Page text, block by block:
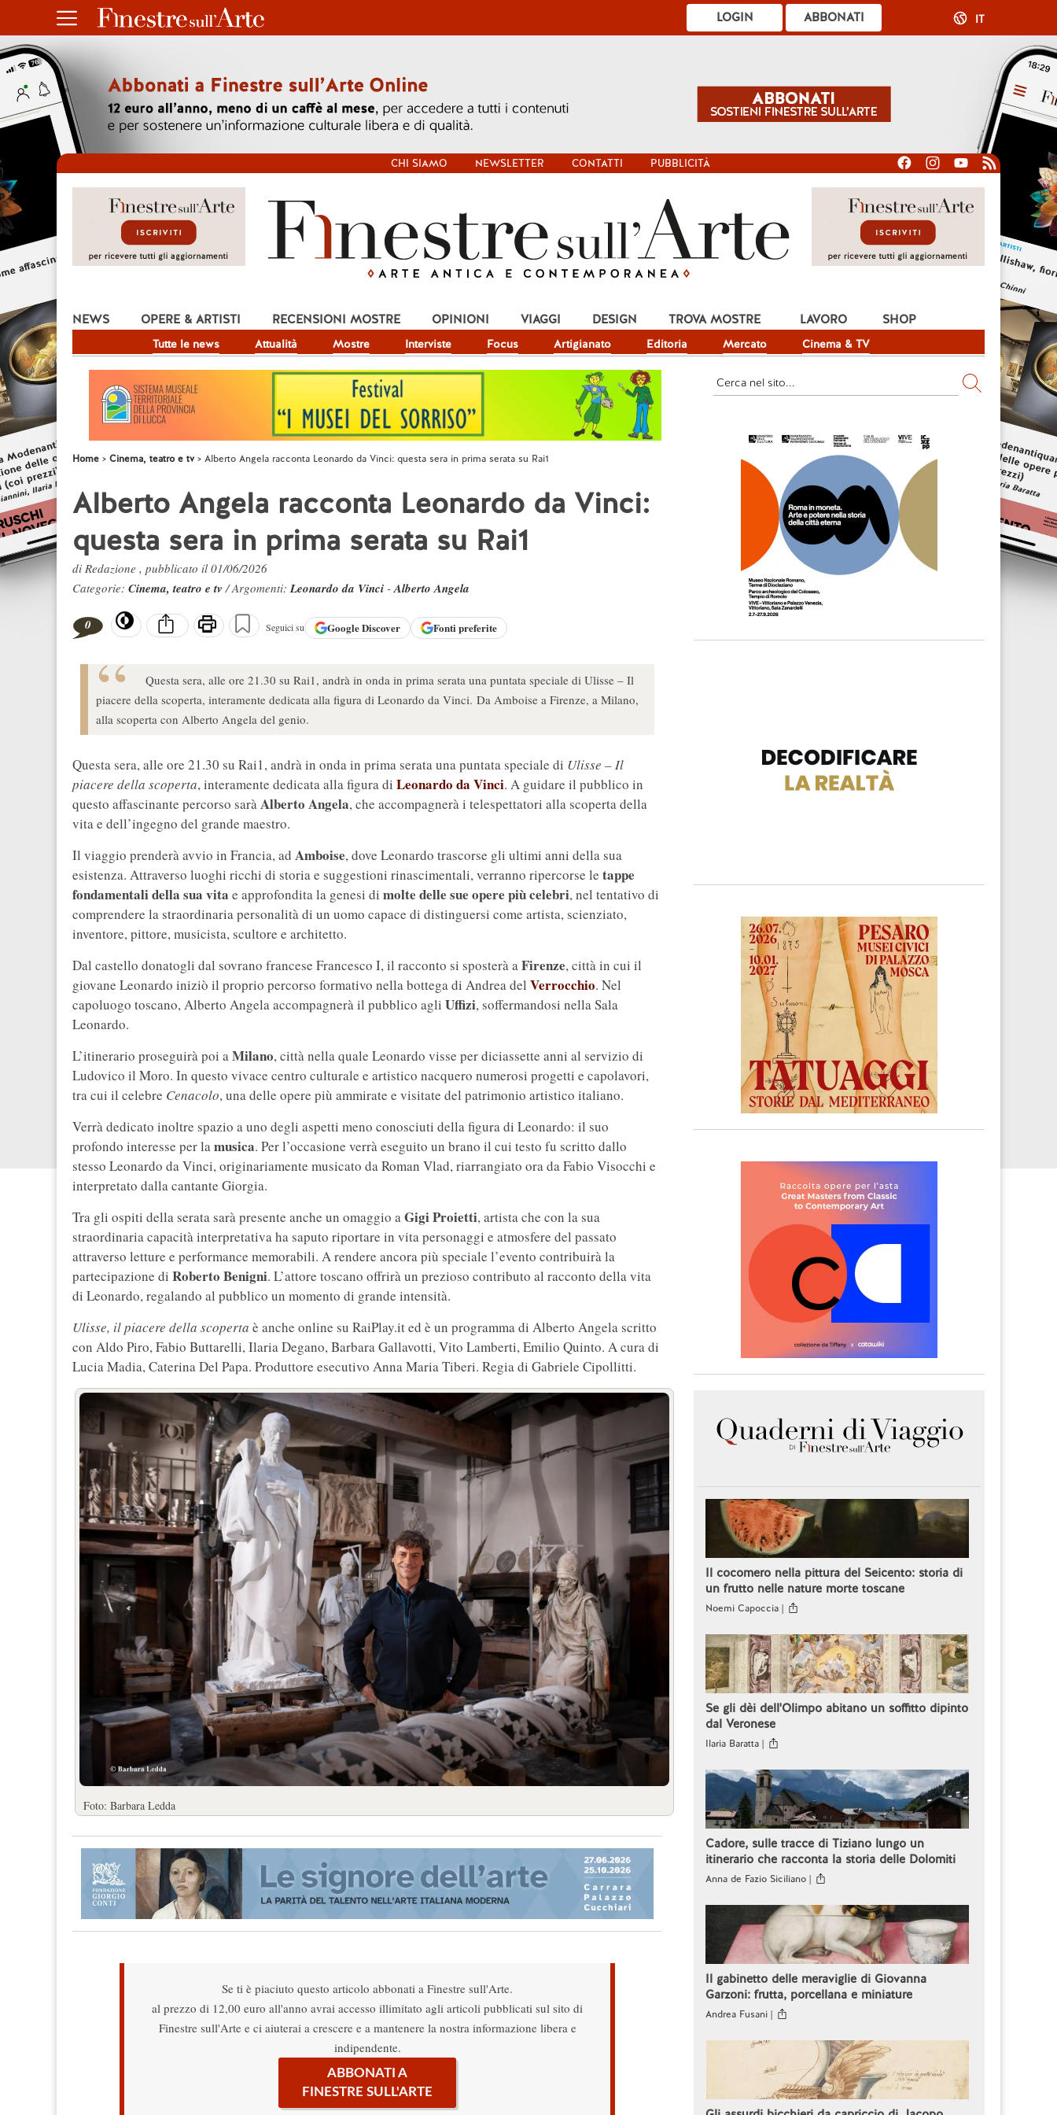
ABBONATI
LOGIN IT
CHI SIAMO NEWSLETTER CONTATTI PUBBLICITÀ
NEWS
Tutte le news Attualità Mostre Interviste Focus Artigianato Editoria Mercato Cinema & TV
OPERE & ARTISTI RECENSIONI MOSTRE OPINIONI VIAGGI DESIGN TROVA MOSTRE LAVORO SHOP
Home Cinema, teatro e tv Alberto Angela racconta Leonardo da Vinci: questa sera in prima serata su Rai1
Alberto Angela racconta Leonardo da Vinci:
questa sera in prima serata su Rai1
di Redazione , pubblicato il 01/06/2026
Categorie: Cinema, teatro e tv/ Argomenti:Leonardo da Vinci -Alberto Angela
0 Seguici su GoogleDiscover Fonti preferite
Questa sera, alle ore 21.30 su Rai1, andrà in onda in prima serata una puntata speciale di Ulisse – Il
piacere della scoperta, interamente dedicata alla figura di Leonardo da Vinci. Da Amboise a Firenze, a Milano,
alla scoperta con Alberto Angela del genio.
Questa sera, alle ore 21.30 su Rai1, andrà in onda in prima serata una puntata speciale di Ulisse – Il
piacere della scoperta, interamente dedicata alla figura di Leonardo da Vinci. A guidare il pubblico in
questo affascinante percorso saràAlberto Angela, che accompagnerà i telespettatori alla scoperta della
vita e dell’ingegno del grande maestro.
Il viaggio prenderà avvio in Francia, ad Amboise, dove Leonardo trascorse gli ultimi anni della sua
esistenza. Attraverso luoghi ricchi di storia e suggestioni rinascimentali, verranno ripercorse le tappe
fondamentali della sua vita e approfondita la genesi di molte delle sue opere più celebri, nel tentativo di
comprendere la straordinaria personalità di un uomo capace di distinguersi come artista, scienziato,
inventore, pittore, musicista, scultore e architetto.
Dal castello donatogli dal sovrano francese Francesco I, il racconto si sposterà aFirenze, città in cui il
giovane Leonardo iniziò il proprio percorso formativo nella bottega di Andrea del Verrocchio. Nel
capoluogo toscano, Alberto Angela accompagnerà il pubblico agli Uffizi, soffermandosi nella Sala
Leonardo.
L’itinerario proseguirà poi aMilano, città nella quale Leonardo visse per diciassette anni al servizio di
Ludovico il Moro. In questo vivace centro culturale e artistico nacquero numerosi progetti e capolavori,
tra cui il celebre Cenacolo, una delle opere più ammirate e visitate del patrimonio artistico italiano.
Verrà dedicato inoltre spazio a uno degli aspetti meno conosciuti della figura di Leonardo: il suo
profondo interesse per lamusica. Per l’occasione verrà eseguito un brano il cui testo fu scritto dallo
stesso Leonardo da Vinci, originariamente musicato da Roman Vlad, riarrangiato ora da Fabio Visocchi e
interpretato dalla cantante Giorgia.
Tra gli ospiti della serata sarà presente anche un omaggio aGigi Proietti, artista che con la sua
straordinaria capacità interpretativa ha saputo riportare in vita personaggi e atmosfere del passato
attraverso letture e performance memorabili. A rendere ancora più speciale l’evento contribuirà la
partecipazione di Roberto Benigni. L’attore toscano offrirà un prezioso contributo al racconto della vita
di Leonardo, regalando al pubblico un momento di grande intensità.
Ulisse, il piacere della scoperta è anche online su RaiPlay.it ed è un programma di Alberto Angela scritto
con Aldo Piro, Fabio Buttarelli, Ilaria Degano, Barbara Gallavotti, Vito Lamberti, Emilio Quinto. A cura di
Lucia Madia, Caterina Del Papa. Produttore esecutivo Anna Maria Tiberi. Regia di Gabriele Cipollitti.
Foto: Barbara Ledda
Se ti è piaciuto questo articolo abbonati a Finestre sull'Arte.
al prezzo di 12,00 euro all'anno avrai accesso illimitato agli articoli pubblicati sul sito di
Finestre sull'Arte e ci aiuterai a crescere e a mantenere la nostra informazione libera e
indipendente.
ABBONATI A
FINESTRE SULL'ARTE
Il cocomero nella pittura del Seicento: storia di
un frutto nelle nature morte toscane
Noemi Capoccia |
Se gli dèi dell'Olimpo abitano un soffitto dipinto
dal Veronese
Ilaria Baratta |
Cadore, sulle tracce di Tiziano lungo un
itinerario che racconta la storia delle Dolomiti
Anna de Fazio Siciliano |
Il gabinetto delle meraviglie di Giovanna
Garzoni: frutta, porcellana e miniature
Andrea Fusani |